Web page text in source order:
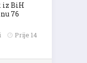
BiH
76
Prije 14